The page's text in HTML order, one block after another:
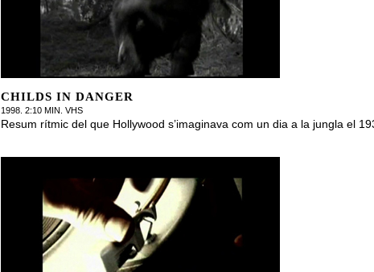
CHILDS IN DANGER
1998. 2:10 MIN. VHS
Resum rítmic del que Hollywood s’imaginava com un dia a la jungla el